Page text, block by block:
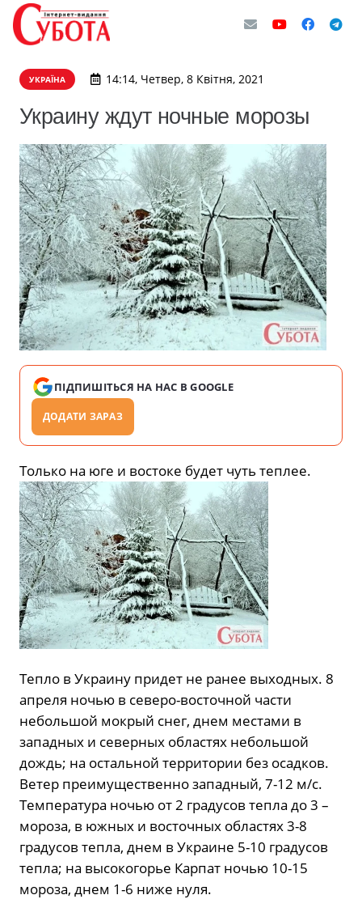
УКРАЇНА 14:14, Четвер, 8 Квітня, 2021
Украину ждут ночные морозы
ПІДПИШІТЬСЯ НА НАС В GOOGLE
ДОДАТИ ЗАРАЗ
Только на юге и востоке будет чуть теплее.
Тепло в Украину придет не ранее выходных. 8
апреля ночью в северо-восточной части
небольшой мокрый снег, днем ​​местами в
западных и северных областях небольшой
дождь; на остальной территории без осадков.
Ветер преимущественно западный, 7-12 м/с.
Температура ночью от 2 градусов тепла до 3 –
мороза, в южных и восточных областях 3-8
градусов тепла, днем ​​в Украине 5-10 градусов
тепла; на высокогорье Карпат ночью 10-15
мороза, днем ​​1-6 ниже нуля.